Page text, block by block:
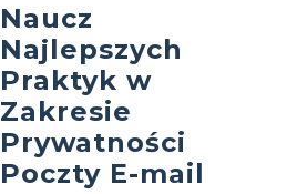
Naucz
Najlepszych
Praktyk w
Zakresie
Prywatności
Poczty E-mail